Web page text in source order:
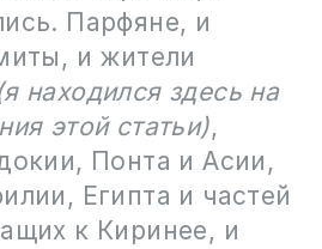
Парфяне, и
и жители
находился здесь на
этой статьи),
Понта и Асии,
Египта и частей
к Киринее, и